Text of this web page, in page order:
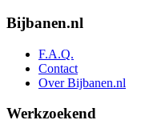
Bijbanen.nl
F.A.Q.
Contact
Over Bijbanen.nl
Werkzoekend